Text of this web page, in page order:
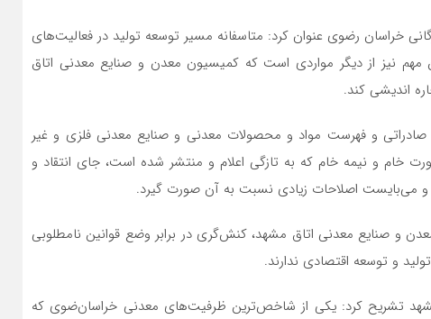
خراسان رضوی عنوان کرد: متاسفانه مسیر توسعه تولید در فعالیت‌های
مهم نیز از دیگر مواردی است که کمیسیون معدن و صنایع معدنی اتاق
اندیشی کند.
صادراتی و فهرست مواد و محصولات معدنی و صنایع معدنی فلزی و غیر
خام و نیمه خام که به تازگی اعلام و منتشر شده است، جای انتقاد و
و می‌بایست اصلاحات زیادی نسبت به آن صورت گیرد.
و صنایع معدنی اتاق مشهد، کنش‌گری در برابر وضع قوانین نامطلوبی
و توسعه اقتصادی ندارند.
تشریح کرد: یکی از شاخص‌ترین ظرفیت‌های معدنی خراسان‌ضوی که